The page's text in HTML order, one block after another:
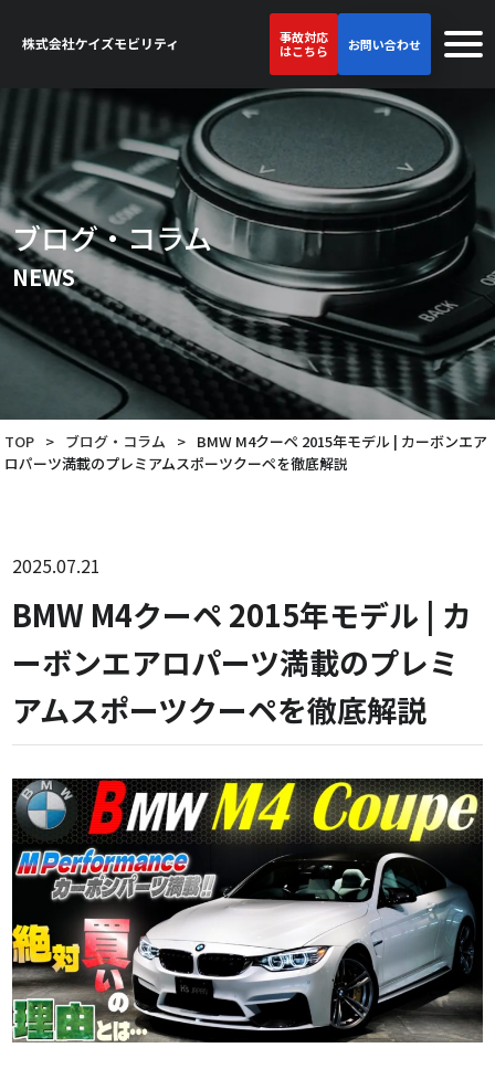
事故対応
はこちら
お問い合わせ
ブログ・コラム
NEWS
TOP > ブログ・コラム > BMW M4クーペ 2015年モデル | カーボンエア
ロパーツ満載のプレミアムスポーツクーペを徹底解説
2025.07.21
BMW M4クーペ 2015年モデル | カ
ーボンエアロパーツ満載のプレミ
アムスポーツクーペを徹底解説